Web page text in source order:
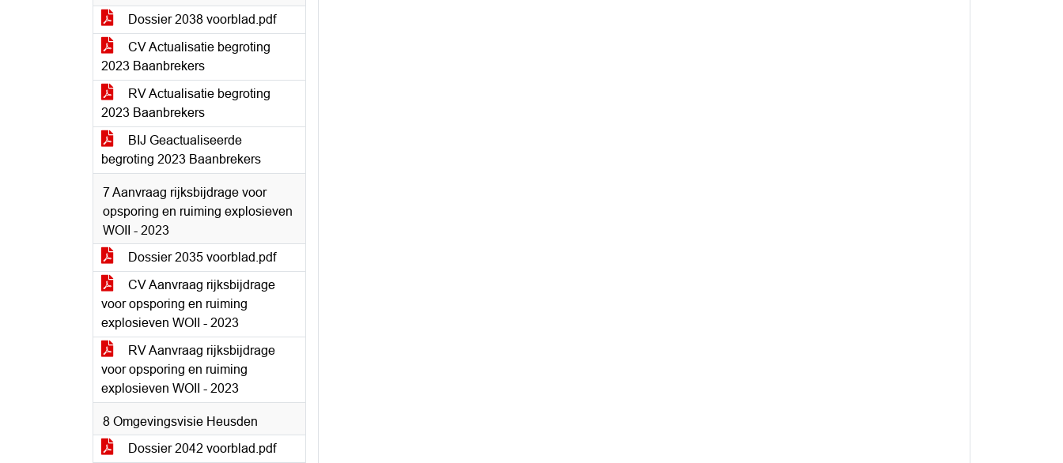
Dossier 2038 voorblad.pdf
CV Actualisatie begroting
2023 Baanbrekers
RV Actualisatie begroting
2023 Baanbrekers
BIJ Geactualiseerde
begroting 2023 Baanbrekers
7 Aanvraag rijksbijdrage voor
opsporing en ruiming explosieven
WOII - 2023
Dossier 2035 voorblad.pdf
CV Aanvraag rijksbijdrage
voor opsporing en ruiming
explosieven WOII - 2023
RV Aanvraag rijksbijdrage
voor opsporing en ruiming
explosieven WOII - 2023
8 Omgevingsvisie Heusden
Dossier 2042 voorblad.pdf